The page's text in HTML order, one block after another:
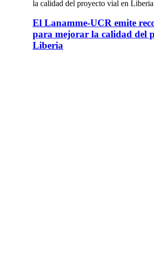
la calidad del proyecto vial en Liberia
El Lanamme-UCR emite
para mejorar la calidad del
Liberia